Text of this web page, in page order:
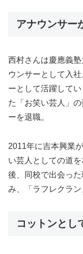
アナウンサー
西村さんは慶應義
ウンサーとして入
ーとして活躍して
た「お笑い芸人」
ーを退職。
2011年に吉本興業
い芸人としての道
後、同校で出会っ
み、「ラフレクラン
コットンとし